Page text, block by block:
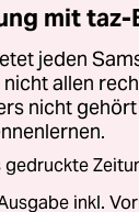
mit
jeden
allen
nicht
inkl.